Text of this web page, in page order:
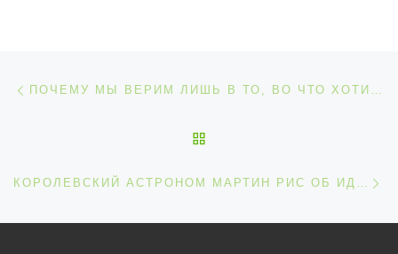
ПОЧЕМУ МЫ ВЕРИМ ЛИШЬ В ТО, ВО ЧТО ХОТИМ ВЕРИТЬ?
КОРОЛЕВСКИЙ АСТРОНОМ МАРТИН РИС ОБ ИДЕЕ МУЛЬТИВСЕЛЕННОЙ